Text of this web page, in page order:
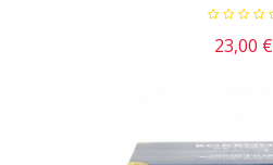
Prezzo
23,00 €